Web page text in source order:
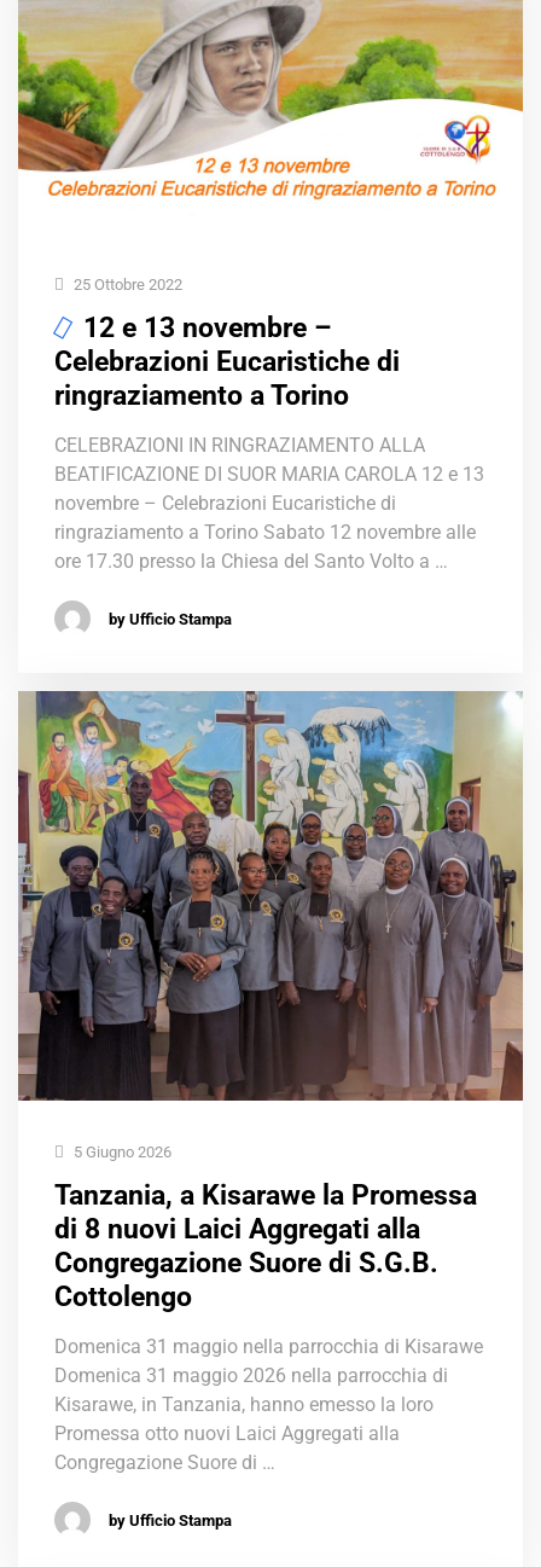
25 Ottobre 2022
12 e 13 novembre –
Celebrazioni Eucaristiche di
ringraziamento a Torino
CELEBRAZIONI IN RINGRAZIAMENTO ALLA
BEATIFICAZIONE DI SUOR MARIA CAROLA 12 e 13
novembre – Celebrazioni Eucaristiche di
ringraziamento a Torino Sabato 12 novembre alle
ore 17.30 presso la Chiesa del Santo Volto a …
by Ufficio Stampa
5 Giugno 2026
Tanzania, a Kisarawe la Promessa
di 8 nuovi Laici Aggregati alla
Congregazione Suore di S.G.B.
Cottolengo
Domenica 31 maggio nella parrocchia di Kisarawe
Domenica 31 maggio 2026 nella parrocchia di
Kisarawe, in Tanzania, hanno emesso la loro
Promessa otto nuovi Laici Aggregati alla
Congregazione Suore di …
by Ufficio Stampa